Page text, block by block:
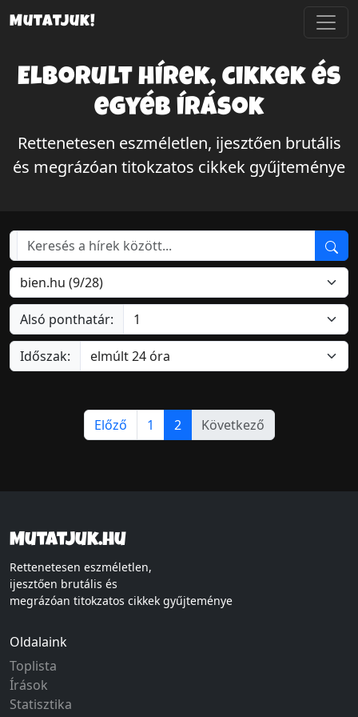
Mutatjuk!
Elborult hírek, cikkek és
egyéb írások
Rettenetesen eszméletlen, ijesztően brutális
és megrázóan titokzatos cikkek gyűjteménye
Alsó ponthatár:
Időszak:
Előző 1 2 Következő
Mutatjuk.hu
Rettenetesen eszméletlen,
ijesztően brutális és
megrázóan titokzatos cikkek gyűjteménye
Oldalaink
Toplista
Írások
Statisztika